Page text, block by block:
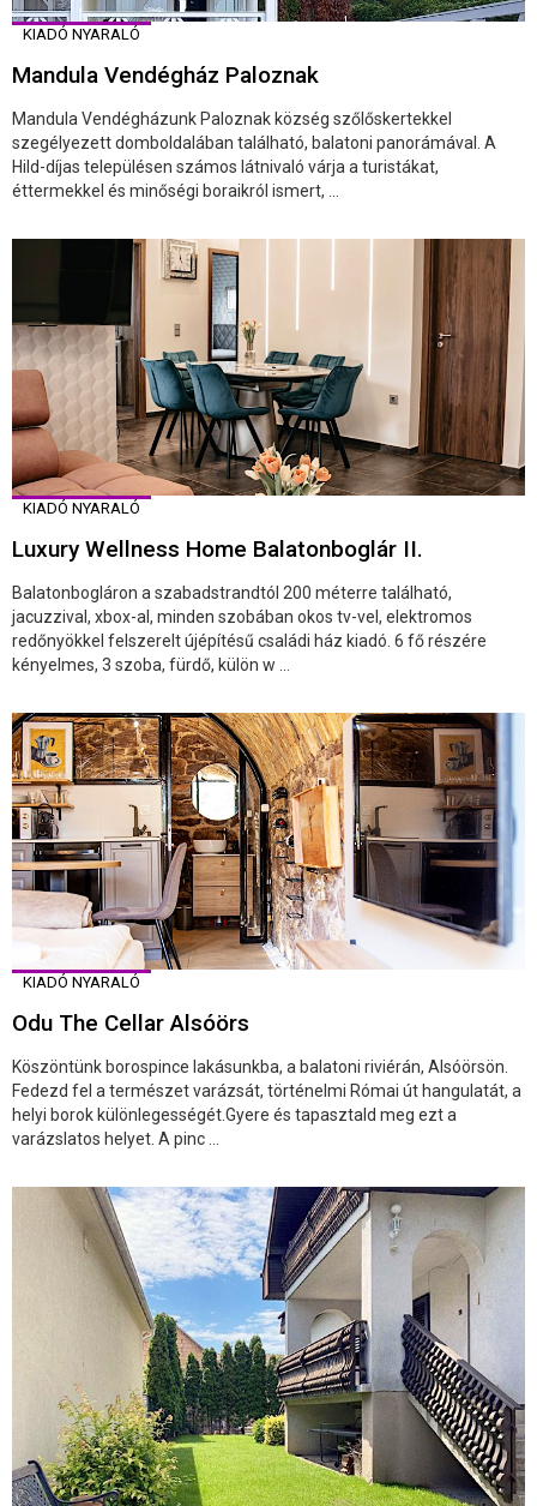
KIADÓ NYARALÓ
Mandula Vendégház Paloznak
Mandula Vendégházunk Paloznak község szőlőskertekkel
szegélyezett domboldalában található, balatoni panorámával. A
Hild-díjas településen számos látnivaló várja a turistákat,
éttermekkel és minőségi boraikról ismert, ...
KIADÓ NYARALÓ
Luxury Wellness Home Balatonboglár II.
Balatonbogláron a szabadstrandtól 200 méterre található,
jacuzzival, xbox-al, minden szobában okos tv-vel, elektromos
redőnyökkel felszerelt újépítésű családi ház kiadó. 6 fő részére
kényelmes, 3 szoba, fürdő, külön w ...
KIADÓ NYARALÓ
Odu The Cellar Alsóörs
Köszöntünk borospince lakásunkba, a balatoni riviérán, Alsóörsön.
Fedezd fel a természet varázsát, történelmi Római út hangulatát, a
helyi borok különlegességét.Gyere és tapasztald meg ezt a
varázslatos helyet. A pinc ...